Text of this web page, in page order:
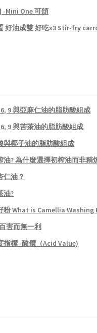
-Mini One 可頌
好油成雙 好吃x3 Stir-fry
9 與亞麻仁油的脂肪酸組成
9 與苦茶油的脂肪酸組成
與椰子油的脂肪酸組成
油? 為什麼選擇初榨油而非精
仁油？
油?
粉 What is Camellia Washing
害而無一利
指標–酸價（Acid Value)